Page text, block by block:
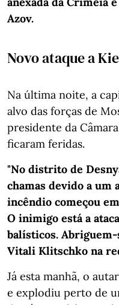
Azov.
Novo ataque a
Na última noite, a
alvo das forças de
presidente da
ficaram feridas.
"No distrito de
chamas devido a um
incêndio começou
O inimigo está a
balísticos. Abriguem-
Vitali Klitschko na
Já esta manhã, o
e explodiu perto de